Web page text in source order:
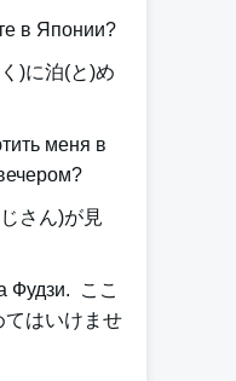
в Японии?
)に泊(と)め
меня в
さん)が見
Фудзи. ここ
てはいけませ